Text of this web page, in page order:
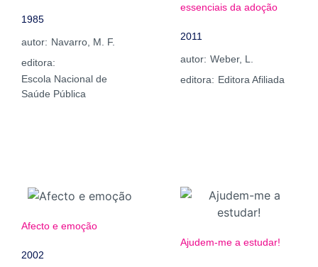
1985
autor: Navarro, M. F.
editora:
Escola Nacional de
Saúde Pública
essenciais da adoção
2011
autor: Weber, L.
editora: Editora Afiliada
Afecto e emoção
2002
Ajudem-me a estudar!